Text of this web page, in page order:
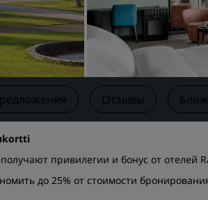
Отзывы
привилегии и бонус от отелей
до 25% от стоимости